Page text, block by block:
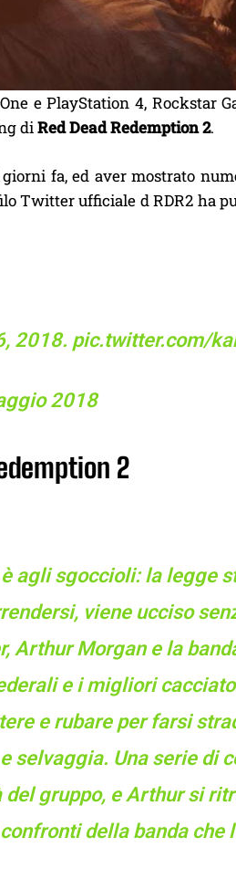
e PlayStation 4, Rockstar
diRed Dead Redemption 2.
fa, ed aver mostrato
Twitter ufficiale d RDR2 ha
2018. pic.twitter.com/
2018
2
agli sgoccioli: la legge
viene ucciso
Arthur Morgan e la
e i migliori
e rubare per farsi
selvaggia. Una serie di
gruppo, e Arthur si
della banda che